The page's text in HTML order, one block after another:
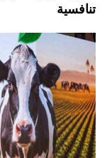
تنافسية